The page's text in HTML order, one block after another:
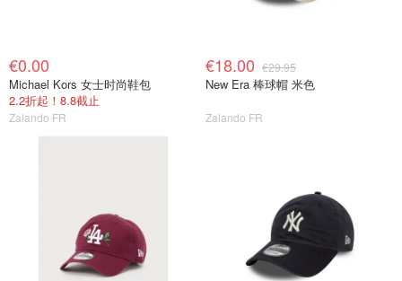
€0.00
Michael Kors 女士时尚鞋包
2.2折起！8.8截止
Zalando FR
€18.00 €29.95
New Era 棒球帽 米色
Zalando FR